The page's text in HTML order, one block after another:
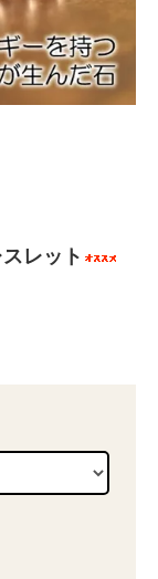
レット